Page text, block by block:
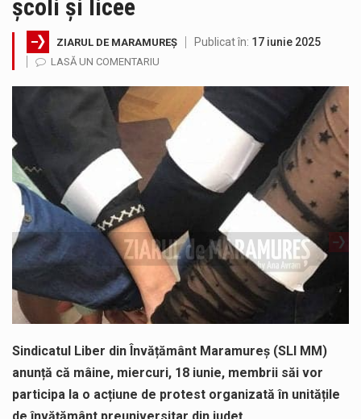
Pompierii militari si un echipaj SMURD au intervenit in aceasta dimineata la degajarea unei persoane care a fost găsită spânzurată…
Liceul Ucrainean „Taras Șevcenko” din Sighetu Marmației, singurul liceu din România cu predare în limba ucraineană, are potențialul de a-și…
Proiectul pentru reconstrucția definitivă a podului peste râul Săsar din Baia Mare avansează într-o nouă etapă concretă. După asigurarea finanțării…
școli și licee
ZIARUL DE MARAMUREȘ Publicat în: 17 iunie 2025
LASĂ UN COMENTARIU
Sindicatul Liber din Învățământ Maramureș (SLI MM)
anunță că mâine, miercuri, 18 iunie, membrii săi vor
participa la o acțiune de protest organizată în unitățile